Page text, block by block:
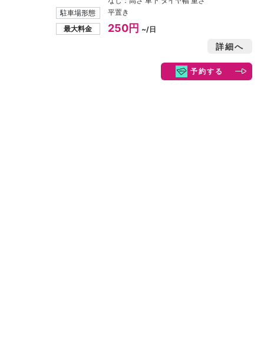
駐車場形態
平置き
最大料金
250円 ~/日
詳細へ
予約する